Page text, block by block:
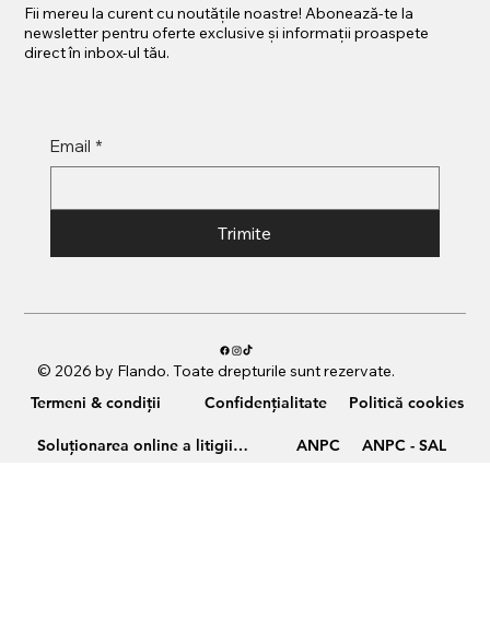
Fii mereu la curent cu noutățile noastre! Abonează-te la
newsletter pentru oferte exclusive și informații proaspete
direct în inbox-ul tău.
Email *
Trimite
Termeni & condiții Confidențialitate Politică cookies
Soluționarea online a litigiilor ANPC ANPC - SAL
© 2026 by Flando. Toate drepturile sunt rezervate.